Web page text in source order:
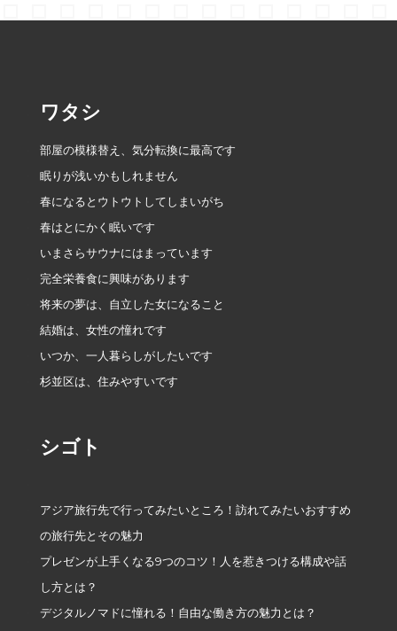
ー
ョ
ン
ワタシ
部屋の模様替え、気分転換に最高です
眠りが浅いかもしれません
春になるとウトウトしてしまいがち
春はとにかく眠いです
いまさらサウナにはまっています
完全栄養食に興味があります
将来の夢は、自立した女になること
結婚は、女性の憧れです
いつか、一人暮らしがしたいです
杉並区は、住みやすいです
シゴト
アジア旅行先で行ってみたいところ！訪れてみたいおすすめ
の旅行先とその魅力
プレゼンが上手くなる9つのコツ！人を惹きつける構成や話
し方とは？
デジタルノマドに憧れる！自由な働き方の魅力とは？